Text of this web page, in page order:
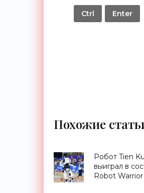
Ctrl Enter
Похожие
Робот Tien
выиграл в
Robot